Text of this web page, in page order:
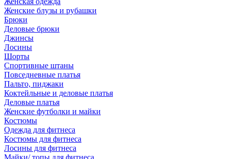
Женские блузы и рубашки
Брюки
Деловые брюки
Джинсы
Лосины
Шорты
Спортивные штаны
Повседневные платья
Пальто, пиджаки
Коктейльные и деловые платья
Деловые платья
Женские футболки и майки
Костюмы
Одежда для фитнеса
Костюмы для фитнеса
Лосины для фитнеса
Майки/ топы для фитнеса